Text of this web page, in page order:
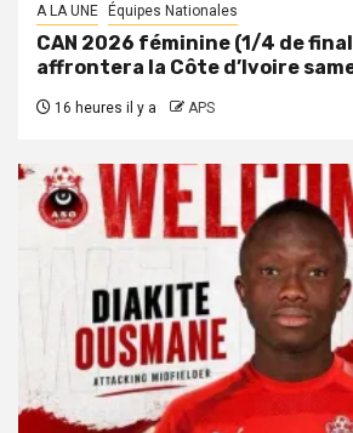
A LA UNE Équipes Nationales
CAN 2026 féminine (1/4 de
affrontera la Côte d’Ivoire
16 heures il y a APS